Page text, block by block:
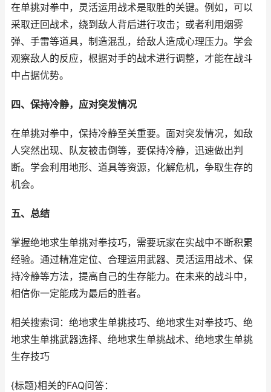
在单挑对拳中，灵活运用战术是取胜的关键。例如，可以
采取迂回战术，绕到敌人背后进行攻击；或者利用烟雾
弹、手雷等道具，制造混乱，给敌人造成心理压力。学会
观察敌人的反应，根据对手的战术进行调整，才能在战斗
中占据优势。
四、保持冷静，应对突发情况
在单挑对拳中，保持冷静至关重要。面对突发情况，如敌
人突然出现、队友被击倒等，要保持冷静，迅速做出判
断。学会利用地形、道具等资源，化解危机，争取生存的
机会。
五、总结
掌握绝地求生单挑对拳技巧，需要玩家在实战中不断积累
经验。通过精准定位、合理运用武器、灵活运用战术、保
持冷静等方法，提高自己的生存能力。在未来的战斗中，
相信你一定能成为最后的胜者。
相关搜索词：绝地求生单挑技巧、绝地求生对拳技巧、绝
地求生单挑武器选择、绝地求生单挑战术、绝地求生单挑
生存技巧
{标题}相关的FAQ问答：